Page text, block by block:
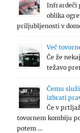
Infrardeči
oblika
priljubljenosti v
Več
Če že
težavo
Čemu
izbrati
Če v
tovornem kombiju
potem …